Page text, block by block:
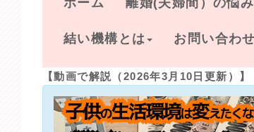
ホーム 離婚(夫婦間）の悩み
結い機構とは お問い合わ
【動画で解説（2026年3月10日更新）】